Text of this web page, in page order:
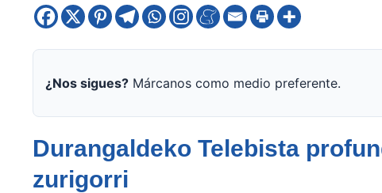
¿Nos sigues?Márcanos como medio preferente.
Durangaldeko Telebista
zurigorri